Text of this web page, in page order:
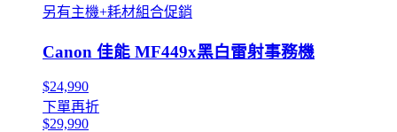
另有主機+耗材組合促銷
Canon 佳能 MF449x黑白雷射事務機
$24,990
下單再折
$29,990